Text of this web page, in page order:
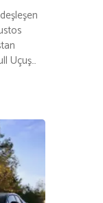
Uçuş…